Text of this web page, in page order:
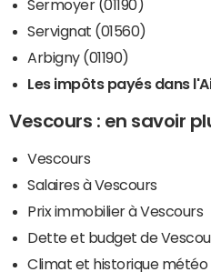
Sermoyer (01190)
Servignat (01560)
Arbigny (01190)
Les impôts payés dans
Vescours : en savoir
Vescours
Salaires à Vescours
Prix immobilier à Vescours
Dette et budget de
Climat et historique météo